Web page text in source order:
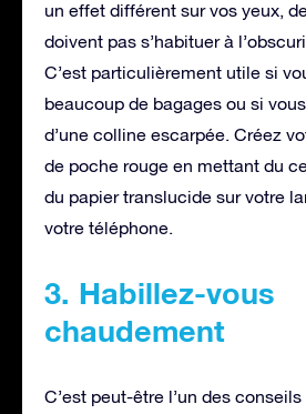
un effet différent sur vos yeux,
doivent pas s’habituer à
C’est particulièrement utile si
beaucoup de bagages ou si
d’une colline escarpée. Créez
de poche rouge en mettant du
du papier translucide sur votre
votre téléphone.
3. Habillez-vous
chaudement
C’est peut-être l’un des